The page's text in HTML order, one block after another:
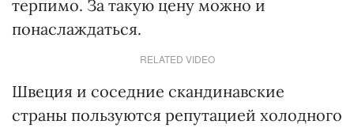
терпимо. За такую цену можно и
понаслаждаться.
RELATED VIDEO
Швеция и соседние скандинавские
страны пользуются репутацией холодного